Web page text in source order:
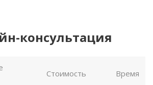
консультация
Стоимость Время